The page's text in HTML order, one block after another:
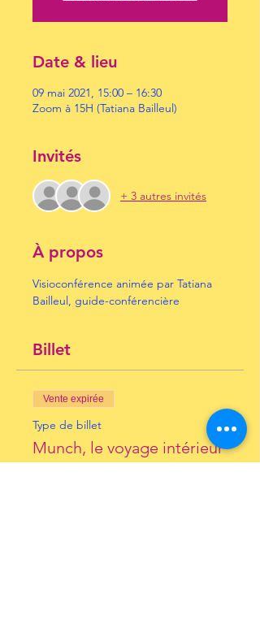
Date & lieu
09 mai 2021, 15:00 – 16:30
Zoom à 15H (Tatiana Bailleul)
Invités
+ 3 autres invités
À propos
Visioconférence animée par Tatiana
Bailleul, guide-conférencière
Billet
Vente expirée
Type de billet
Munch, le voyage intérieur